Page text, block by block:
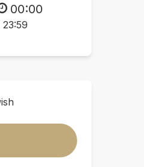
00:00
23:59